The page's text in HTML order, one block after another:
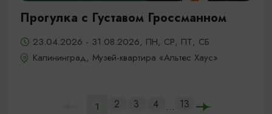
Прогулка с Густавом Гроссманном
23.04.2026 - 31.08.2026, ПН, СР, ПТ, СБ
Калининград, Музей-квартира «Альтес Хаус»
1 2 3 4 ... 13